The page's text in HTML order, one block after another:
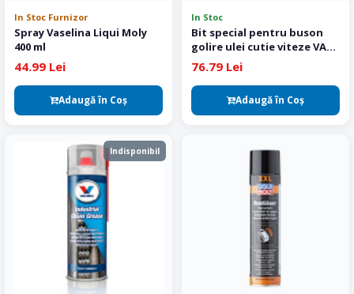
In Stoc Furnizor
Spray Vaselina Liqui Moly
400 ml
44.99 Lei
Adaugă în Coş
In Stoc
Bit special pentru buson
golire ulei cutie viteze VAG
KS TOOLS
76.79 Lei
Adaugă în Coş
Indisponibil